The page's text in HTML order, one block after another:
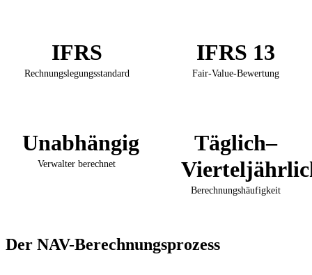
IFRS
Rechnungslegungsstandard
IFRS 13
Fair-Value-Bewertung
Unabhängig
Verwalter berechnet
Täglich–
Berechnungshäufigkeit
Der NAV-Berechnungsprozess